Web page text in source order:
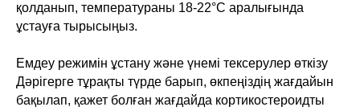
қолданып, температураны 18-22°C аралығында
ұстауға тырысыңыз.
Емдеу режимін ұстану және үнемі тексерулер өткізу
Дәрігерге тұрақты түрде барып, өкпеңіздің жағдайын
бақылап, қажет болған жағдайда кортикостероидты